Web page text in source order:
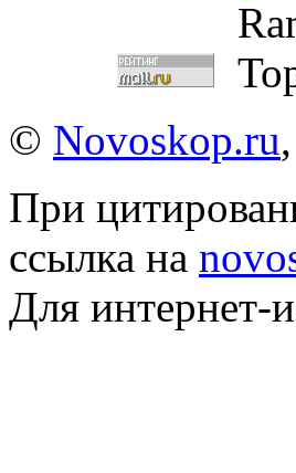
© Novoskop.ru
При
ссылка на
Для интернет-